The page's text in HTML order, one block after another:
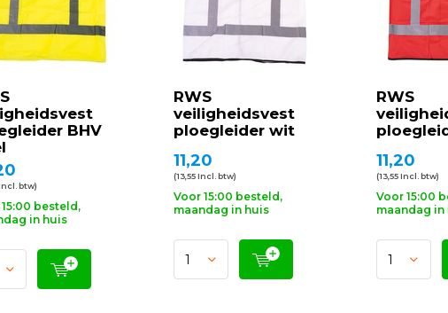
BHV
btw)
besteld,
in huis
RWS
veiligheidsvest
ploegleider wit
11,20
(13,55 Incl. btw)
Voor 15:00 besteld,
maandag in huis
RWS
11,20
(13,55 Incl. btw)
Voor 15:00
maandag in